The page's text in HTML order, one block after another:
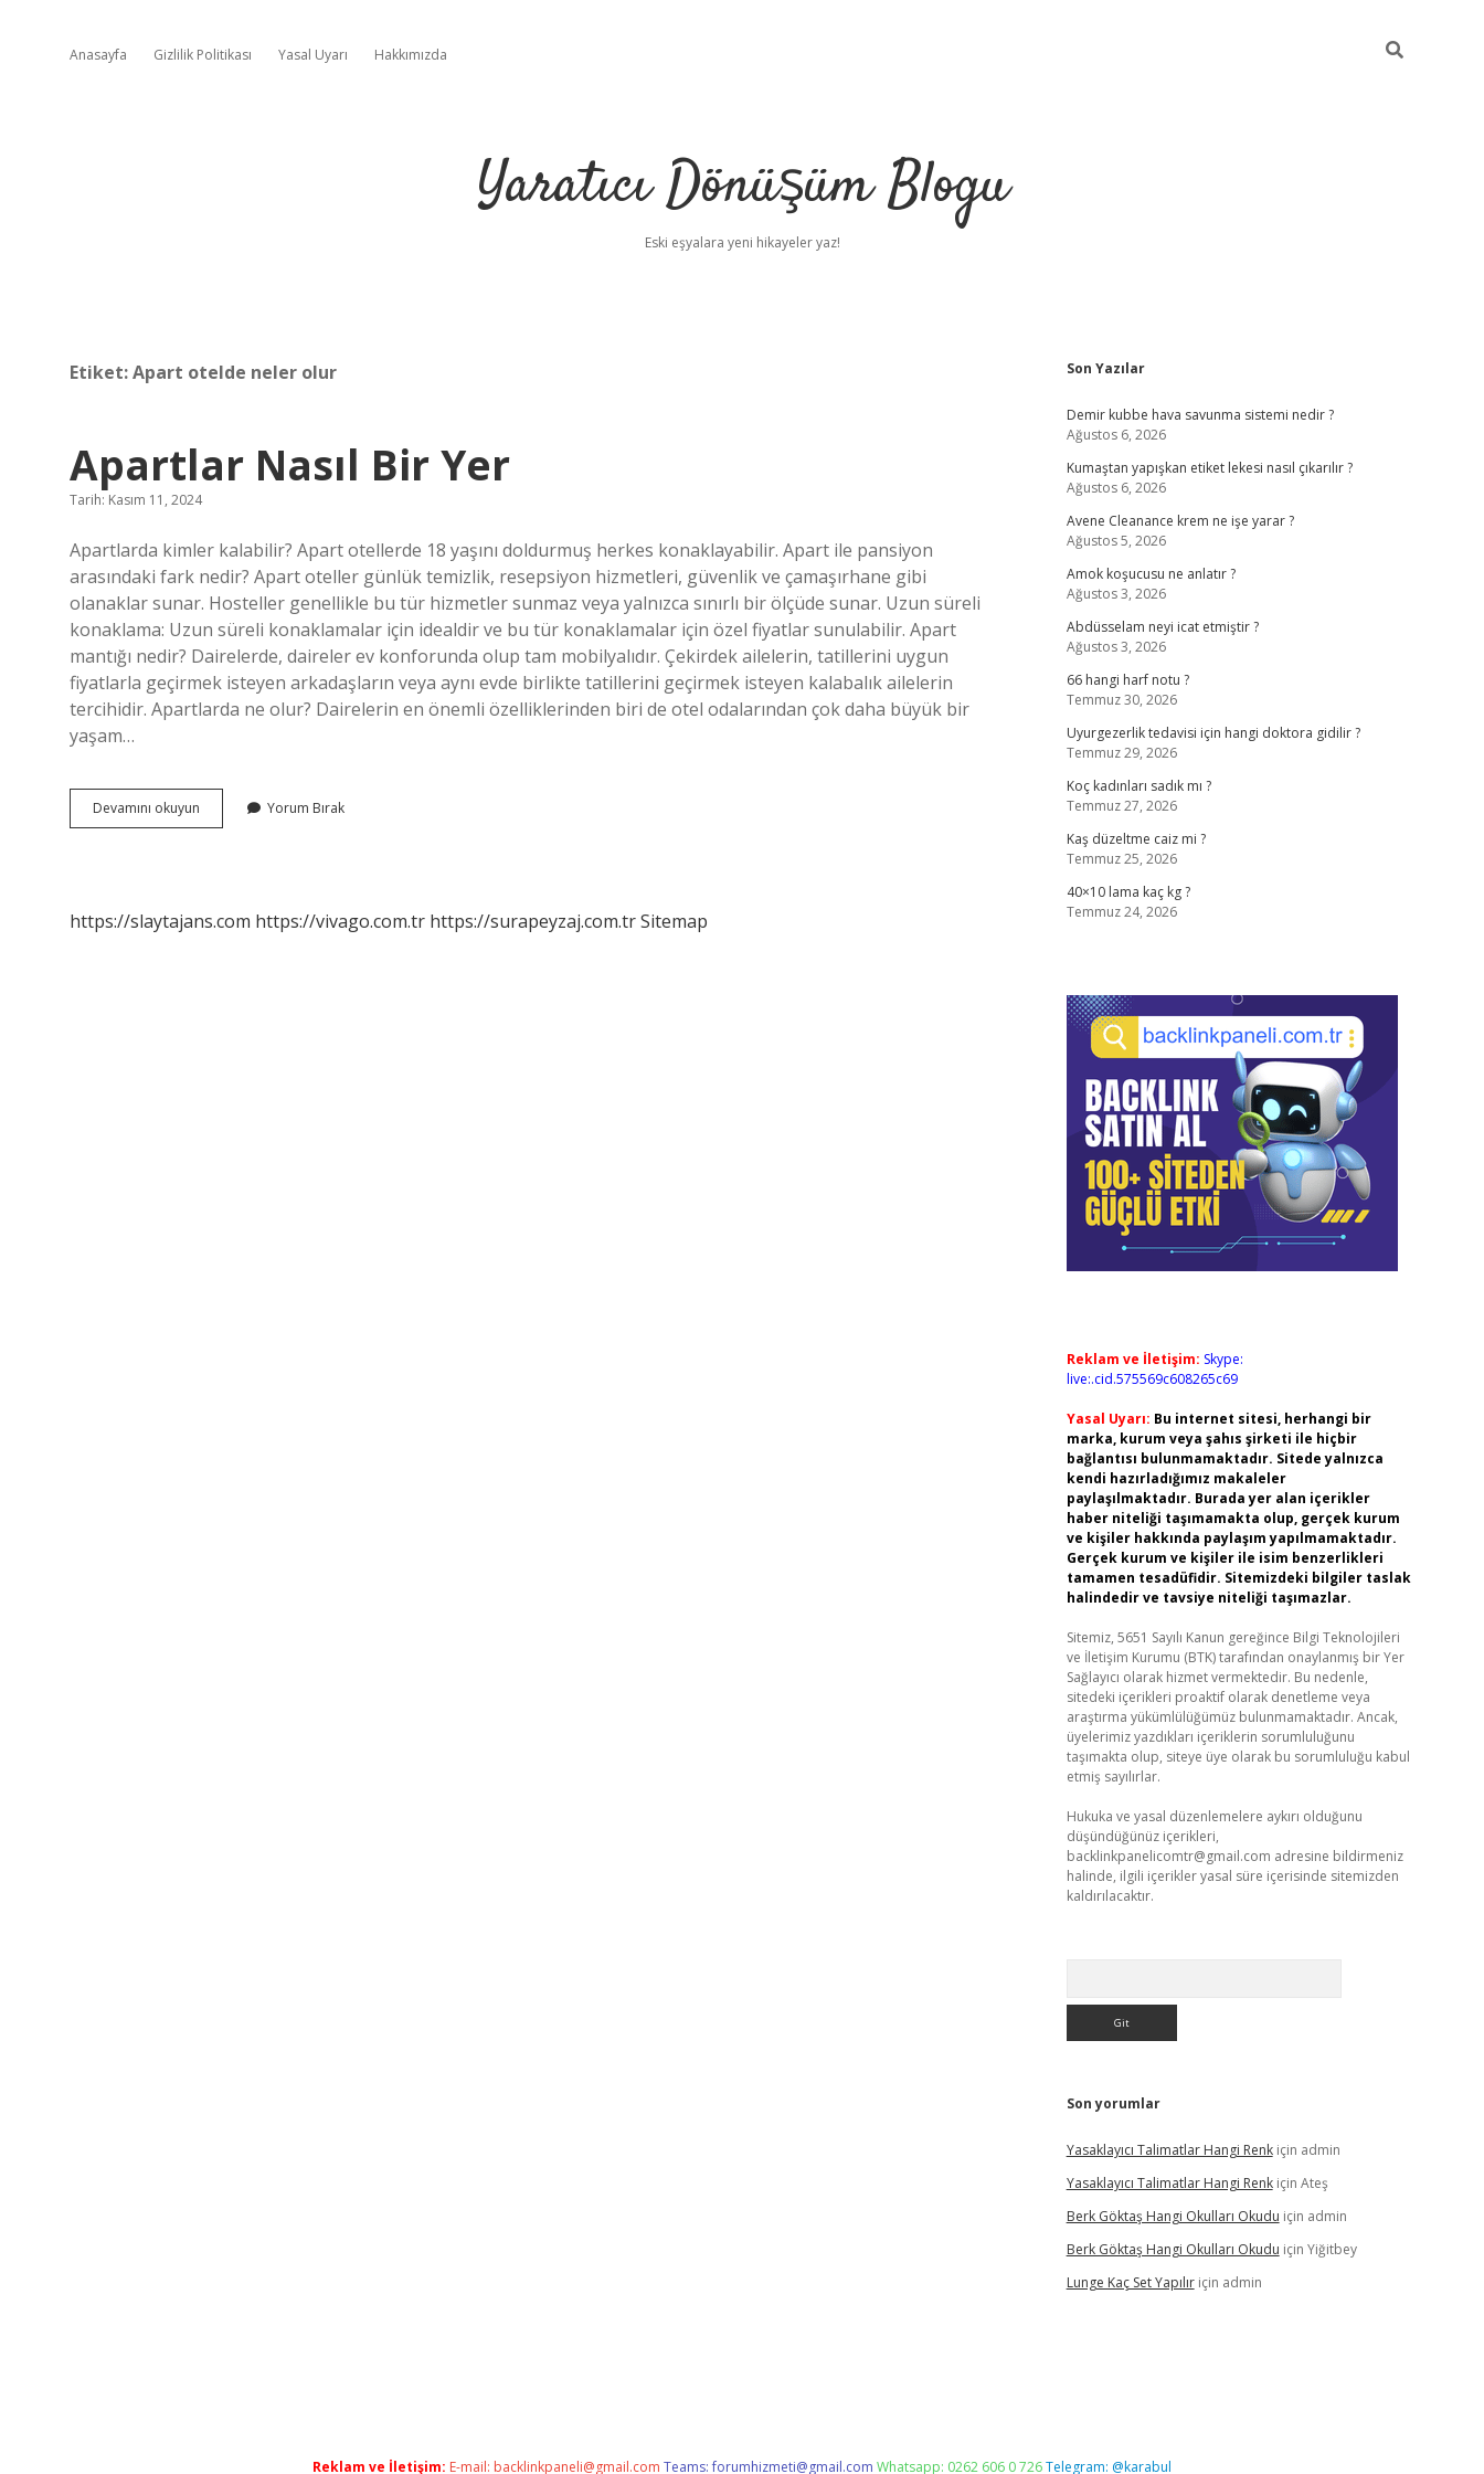
Anasayfa Gizlilik Politikası Yasal Uyarı Hakkımızda
Yaratıcı Dönüşüm Blogu
Eski eşyalara yeni hikayeler yaz!
Etiket:Apart otelde neler olur
Apartlar Nasıl Bir Yer
Tarih: Kasım 11, 2024
Apartlarda kimler kalabilir? Apart otellerde 18 yaşını doldurmuş herkes konaklayabilir. Apart ile pansiyon
arasındaki fark nedir? Apart oteller günlük temizlik, resepsiyon hizmetleri, güvenlik ve çamaşırhane gibi
olanaklar sunar. Hosteller genellikle bu tür hizmetler sunmaz veya yalnızca sınırlı bir ölçüde sunar. Uzun süreli
konaklama: Uzun süreli konaklamalar için idealdir ve bu tür konaklamalar için özel fiyatlar sunulabilir. Apart
mantığı nedir? Dairelerde, daireler ev konforunda olup tam mobilyalıdır. Çekirdek ailelerin, tatillerini uygun
fiyatlarla geçirmek isteyen arkadaşların veya aynı evde birlikte tatillerini geçirmek isteyen kalabalık ailelerin
tercihidir. Apartlarda ne olur? Dairelerin en önemli özelliklerinden biri de otel odalarından çok daha büyük bir
yaşam…
Devamını okuyun Apartlar
Nasıl
Yorum Bırak
https://slaytajans.com https://vivago.com.tr https://surapeyzaj.com.trSitemap
Sidebar
Son Yazılar
Demir kubbe hava savunma sistemi nedir ?
Ağustos 6, 2026
Kumaştan yapışkan etiket lekesi nasıl çıkarılır ?
Ağustos 6, 2026
Avene Cleanance krem ne işe yarar ?
Ağustos 5, 2026
Amok koşucusu ne anlatır ?
Ağustos 3, 2026
Abdüsselam neyi icat etmiştir ?
Ağustos 3, 2026
66 hangi harf notu ?
Temmuz 30, 2026
Uyurgezerlik tedavisi için hangi doktora gidilir ?
Temmuz 29, 2026
Koç kadınları sadık mı ?
Temmuz 27, 2026
Kaş düzeltme caiz mi ?
Temmuz 25, 2026
40×10 lama kaç kg ?
Temmuz 24, 2026
Reklam ve İletişim: Skype:
live:.cid.575569c608265c69
Yasal Uyarı: Bu internet sitesi, herhangi bir
marka, kurum veya şahıs şirketi ile hiçbir
bağlantısı bulunmamaktadır. Sitede yalnızca
kendi hazırladığımız makaleler
paylaşılmaktadır. Burada yer alan içerikler
haber niteliği taşımamakta olup, gerçek kurum
ve kişiler hakkında paylaşım yapılmamaktadır.
Gerçek kurum ve kişiler ile isim benzerlikleri
tamamen tesadüfidir. Sitemizdeki bilgiler taslak
halindedir ve tavsiye niteliği taşımazlar.
Sitemiz, 5651 Sayılı Kanun gereğince Bilgi Teknolojileri
ve İletişim Kurumu (BTK) tarafından onaylanmış bir Yer
Sağlayıcı olarak hizmet vermektedir. Bu nedenle,
sitedeki içerikleri proaktif olarak denetleme veya
araştırma yükümlülüğümüz bulunmamaktadır. Ancak,
üyelerimiz yazdıkları içeriklerin sorumluluğunu
taşımakta olup, siteye üye olarak bu sorumluluğu kabul
etmiş sayılırlar.
Hukuka ve yasal düzenlemelere aykırı olduğunu
düşündüğünüz içerikleri,
backlinkpanelicomtr@gmail.com adresine bildirmeniz
halinde, ilgili içerikler yasal süre içerisinde sitemizden
kaldırılacaktır.
Son yorumlar
Yasaklayıcı Talimatlar Hangi Renkiçin admin
Yasaklayıcı Talimatlar Hangi Renkiçin Ateş
Berk Göktaş Hangi Okulları Okudu için admin
Berk Göktaş Hangi Okulları Okudu için Yiğitbey
Lunge Kaç Set Yapılıriçin admin
Reklam ve İletişim: E-mail: backlinkpaneli@gmail.com Teams:forumhizmeti@gmail.com Whatsapp: 0262 606 0 726Telegram: @karabul